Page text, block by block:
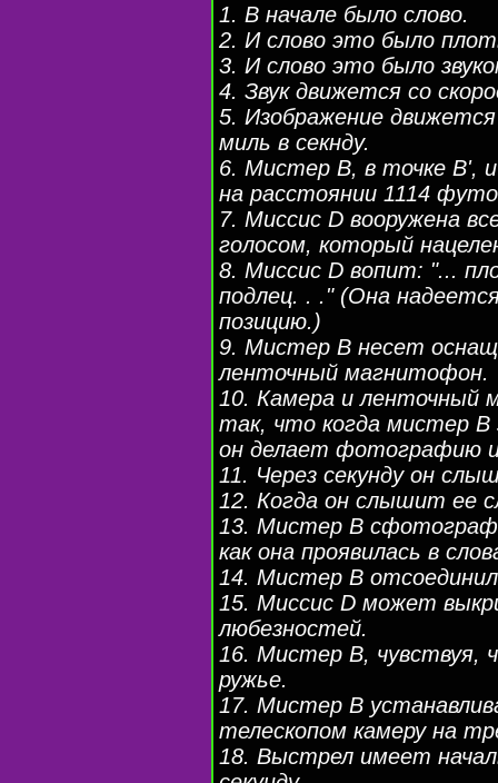
1. В начале было слово.
2. И слово это было
3. И слово это было
4. Звук движется со
5. Изображение
миль в секнду.
6. Мистер B, в точке B',
на расстоянии 1114
7. Миссис D вооружена
голосом, который
8. Миссис D вопит: "...
подлец. . ." (Она
позицию.)
9. Мистер B несет
ленточный магнитофон.
10. Камера и ленточный
так, что когда мистер B
он делает фотографию и
11. Через секунду он
12. Когда он слышит ее
13. Мистер B
как она проявилась в
14. Мистер B
15. Миссис D может
любезностей.
16. Мистер B,
ружье.
17. Мистер B
телескопом камеру на
18. Выстрел имеет